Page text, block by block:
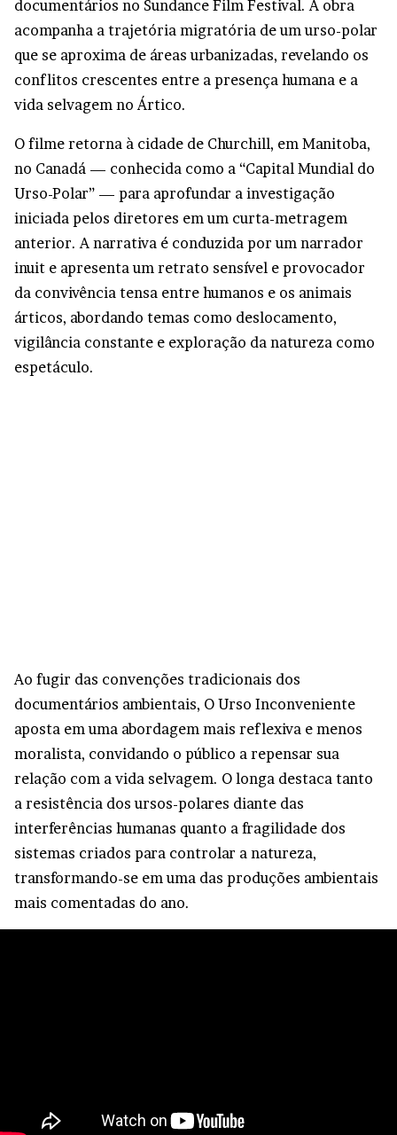
documentários no Sundance Film Festival. A obra
acompanha a trajetória migratória de um urso-polar
que se aproxima de áreas urbanizadas, revelando os
conflitos crescentes entre a presença humana e a
vida selvagem no Ártico.
O filme retorna à cidade de Churchill, em Manitoba,
no Canadá — conhecida como a “Capital Mundial do
Urso-Polar” — para aprofundar a investigação
iniciada pelos diretores em um curta-metragem
anterior. A narrativa é conduzida por um narrador
inuit e apresenta um retrato sensível e provocador
da convivência tensa entre humanos e os animais
árticos, abordando temas como deslocamento,
vigilância constante e exploração da natureza como
espetáculo.
Ao fugir das convenções tradicionais dos
documentários ambientais, O Urso Inconveniente
aposta em uma abordagem mais reflexiva e menos
moralista, convidando o público a repensar sua
relação com a vida selvagem. O longa destaca tanto
a resistência dos ursos-polares diante das
interferências humanas quanto a fragilidade dos
sistemas criados para controlar a natureza,
transformando-se em uma das produções ambientais
mais comentadas do ano.